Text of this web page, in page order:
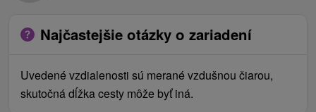
Najčastejšie otázky o zariadení
Uvedené vzdialenosti sú merané vzdušnou čiarou,
skutočná dĺžka cesty môže byť iná.